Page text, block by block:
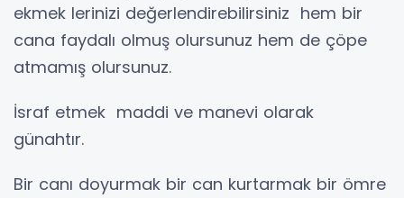
ekmek lerinizi değerlendirebilirsiniz hem bir
cana faydalı olmuş olursunuz hem de çöpe
atmamış olursunuz.
İsraf etmek maddi ve manevi olarak
günahtır.
Bir canı doyurmak bir can kurtarmak bir ömre